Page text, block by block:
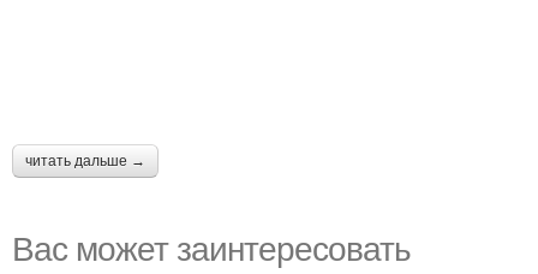
читать дальше →
Вас может заинтересовать